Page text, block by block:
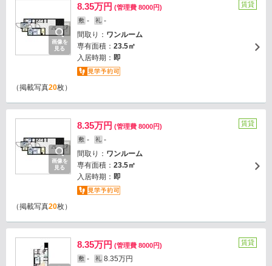
画像を
見る
8.35万円 (管理費 8000円)
敷 - 礼 -
間取り： ワンルーム
専有面積： 23.5㎡
入居時期： 即
賃貸
（掲載写真20枚）
画像を
見る
8.35万円 (管理費 8000円)
敷 - 礼 -
間取り： ワンルーム
専有面積： 23.5㎡
入居時期： 即
賃貸
（掲載写真20枚）
8.35万円 (管理費 8000円)
敷 - 礼 8.35万円
賃貸